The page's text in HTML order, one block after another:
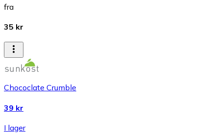
fra
35 kr
Chococlate Crumble
39 kr
I lager